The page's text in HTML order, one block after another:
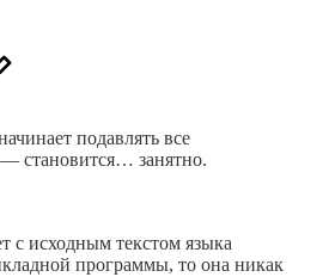
подавлять все
становится… занятно.
с исходным текстом языка
программы, то она никак